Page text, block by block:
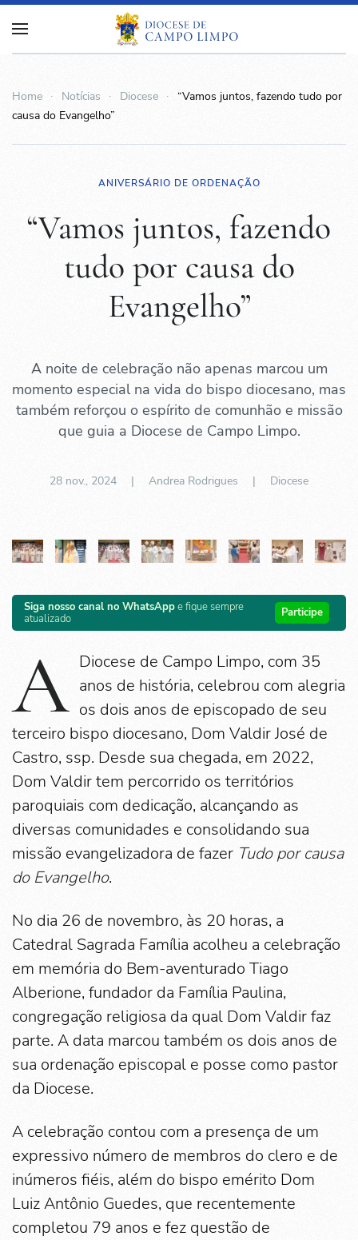
Home Notícias Diocese
“Vamos juntos, fazendo tudo por
causa do Evangelho”
ANIVERSÁRIO DE ORDENAÇÃO
“Vamos juntos, fazendo
tudo por causa do
Evangelho”
A noite de celebração não apenas marcou um
momento especial na vida do bispo diocesano, mas
também reforçou o espírito de comunhão e missão
que guia a Diocese de Campo Limpo.
28 nov., 2024 | Andrea Rodrigues | Diocese
Siga nosso canal no WhatsAppe fique sempre
atualizado
Participe
A Diocese de Campo Limpo, com 35
anos de história, celebrou com alegria
os dois anos de episcopado de seu
terceiro bispo diocesano, Dom Valdir José de
Castro, ssp. Desde sua chegada, em 2022,
Dom Valdir tem percorrido os territórios
paroquiais com dedicação, alcançando as
diversas comunidades e consolidando sua
missão evangelizadora de fazer Tudo por causa
do Evangelho.
No dia 26 de novembro, às 20 horas, a
Catedral Sagrada Família acolheu a celebração
em memória do Bem-aventurado Tiago
Alberione, fundador da Família Paulina,
congregação religiosa da qual Dom Valdir faz
parte. A data marcou também os dois anos de
sua ordenação episcopal e posse como pastor
da Diocese.
A celebração contou com a presença de um
expressivo número de membros do clero e de
inúmeros fiéis, além do bispo emérito Dom
Luiz Antônio Guedes, que recentemente
completou 79 anos e fez questão de